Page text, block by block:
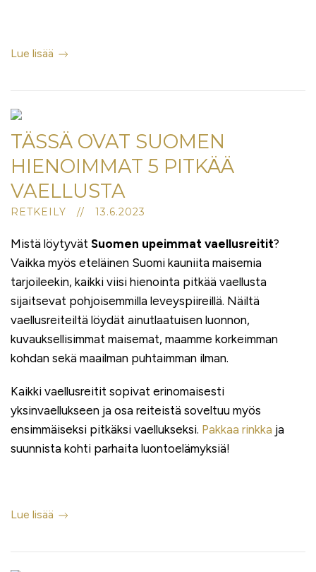
Lue lisää
TÄSSÄ OVAT SUOMEN
HIENOIMMAT 5 PITKÄÄ
VAELLUSTA
RETKEILY // 13.6.2023
Mistä löytyvät Suomen upeimmat vaellusreitit?
Vaikka myös eteläinen Suomi kauniita maisemia
tarjoileekin, kaikki viisi hienointa pitkää vaellusta
sijaitsevat pohjoisemmilla leveyspiireillä. Näiltä
vaellusreiteiltä löydät ainutlaatuisen luonnon,
kuvauksellisimmat maisemat, maamme korkeimman
kohdan sekä maailman puhtaimman ilman.
Kaikki vaellusreitit sopivat erinomaisesti
yksinvaellukseen ja osa reiteistä soveltuu myös
ensimmäiseksi pitkäksi vaellukseksi. Pakkaa rinkka ja
suunnista kohti parhaita luontoelämyksiä!
Lue lisää